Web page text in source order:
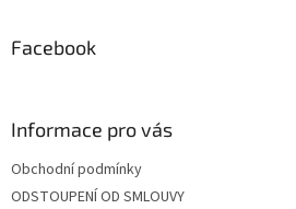
Facebook
Informace pro vás
Obchodní podmínky
ODSTOUPENÍ OD SMLOUVY